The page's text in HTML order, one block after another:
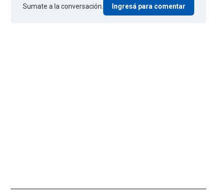
Sumate a la conversación. Ingresá para comentar